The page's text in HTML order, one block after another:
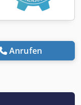
Anrufen